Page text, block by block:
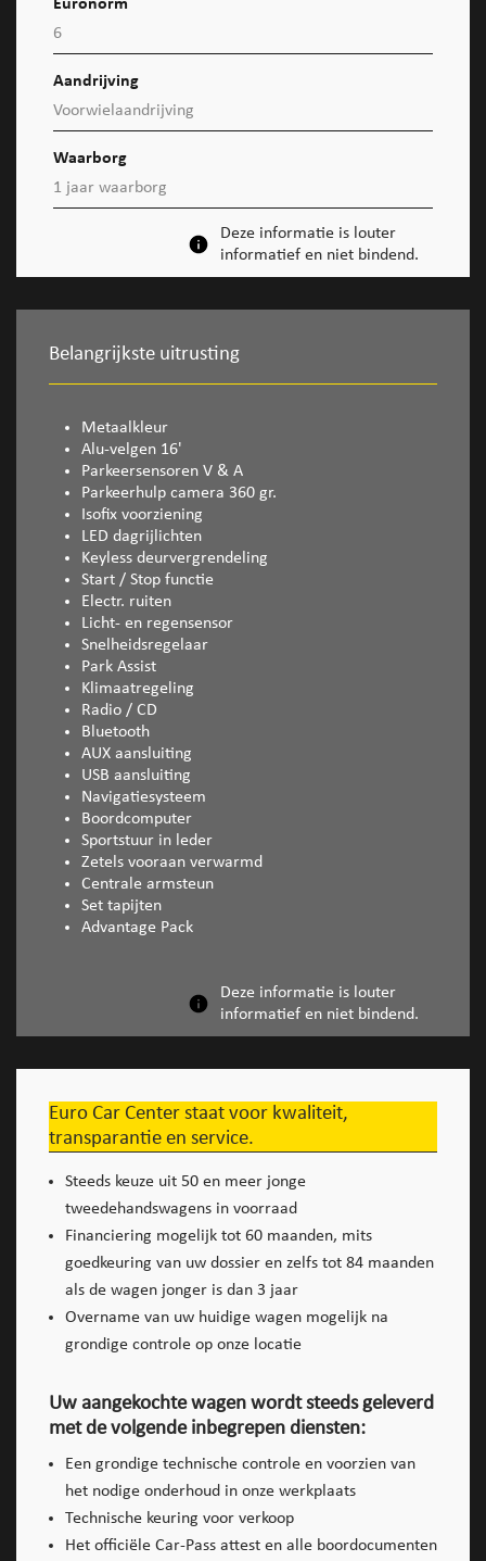
Euronorm
6
Aandrijving
Voorwielaandrijving
Waarborg
1 jaar waarborg
Deze informatie is louter
informatief en niet bindend.
Belangrijkste uitrusting
Metaalkleur
Alu-velgen 16'
Parkeersensoren V & A
Parkeerhulp camera 360 gr.
Isofix voorziening
LED dagrijlichten
Keyless deurvergrendeling
Start / Stop functie
Electr. ruiten
Licht- en regensensor
Snelheidsregelaar
Park Assist
Klimaatregeling
Radio / CD
Bluetooth
AUX aansluiting
USB aansluiting
Navigatiesysteem
Boordcomputer
Sportstuur in leder
Zetels vooraan verwarmd
Centrale armsteun
Set tapijten
Advantage Pack
Deze informatie is louter
informatief en niet bindend.
Euro Car Center staat voor kwaliteit,
transparantie en service.
Steeds keuze uit 50 en meer jonge
tweedehandswagens in voorraad
Financiering mogelijk tot 60 maanden, mits
goedkeuring van uw dossier en zelfs tot 84 maanden
als de wagen jonger is dan 3 jaar
Overname van uw huidige wagen mogelijk na
grondige controle op onze locatie
Uw aangekochte wagen wordt steeds geleverd
met de volgende inbegrepen diensten:
Een grondige technische controle en voorzien van
het nodige onderhoud in onze werkplaats
Technische keuring voor verkoop
Het officiële Car-Pass attest en alle boordocumenten